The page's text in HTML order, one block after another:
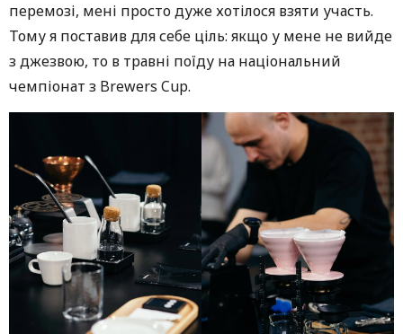
перемозі, мені просто дуже хотілося взяти участь.
Тому я поставив для себе ціль: якщо у мене не вийде
з джезвою, то в травні поїду на національний
чемпіонат з Brewers Cup.